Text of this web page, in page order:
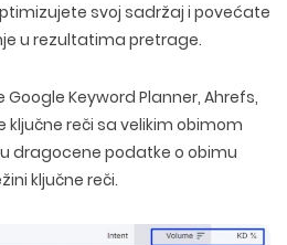
svoj sadržaj i povećate
u rezultatima pretrage.
Keyword Planner, Ahrefs,
ključne reči sa velikim obimom
dragocenepodatke o obimu
ključne reči.